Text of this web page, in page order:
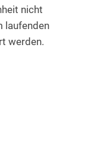
nicht
laufenden
werden.